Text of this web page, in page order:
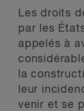
Les droits
par les
appelés à
la
leur
venir et se